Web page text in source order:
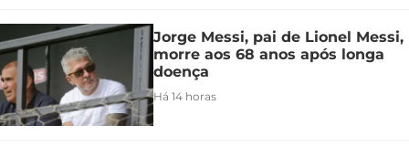
Jorge Messi, pai de Lionel Messi,
morre aos 68 anos após longa
doença
Há 14 horas